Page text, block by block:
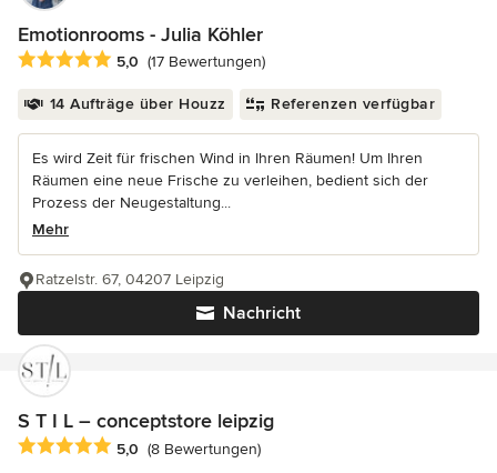
Emotionrooms - Julia Köhler
Durchschnittliche Bewertung: 5 von 5 Sternen
5,0 (17 Bewertungen)
14 Aufträge über Houzz Referenzen verfügbar
Es wird Zeit für frischen Wind in Ihren Räumen! Um Ihren
Räumen eine neue Frische zu verleihen, bedient sich der
Prozess der Neugestaltung...
Mehr
Nachricht
Ratzelstr. 67, 04207 Leipzig
S T I L – conceptstore leipzig
Durchschnittliche Bewertung: 5 von 5 Sternen
5,0 (8 Bewertungen)